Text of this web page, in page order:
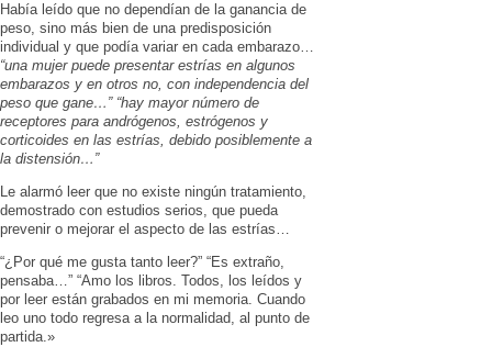
Había leído que no dependían de la ganancia de
peso, sino más bien de una predisposición
individual y que podía variar en cada embarazo…
“una mujer puede presentar estrías en algunos
embarazos y en otros no, con independencia del
peso que gane…” “hay mayor número de
receptores para andrógenos, estrógenos y
corticoides en las estrías, debido posiblemente a
la distensión…”
Le alarmó leer que no existe ningún tratamiento,
demostrado con estudios serios, que pueda
prevenir o mejorar el aspecto de las estrías…
“¿Por qué me gusta tanto leer?” “Es extraño,
pensaba…” “Amo los libros. Todos, los leídos y
por leer están grabados en mi memoria. Cuando
leo uno todo regresa a la normalidad, al punto de
partida.»